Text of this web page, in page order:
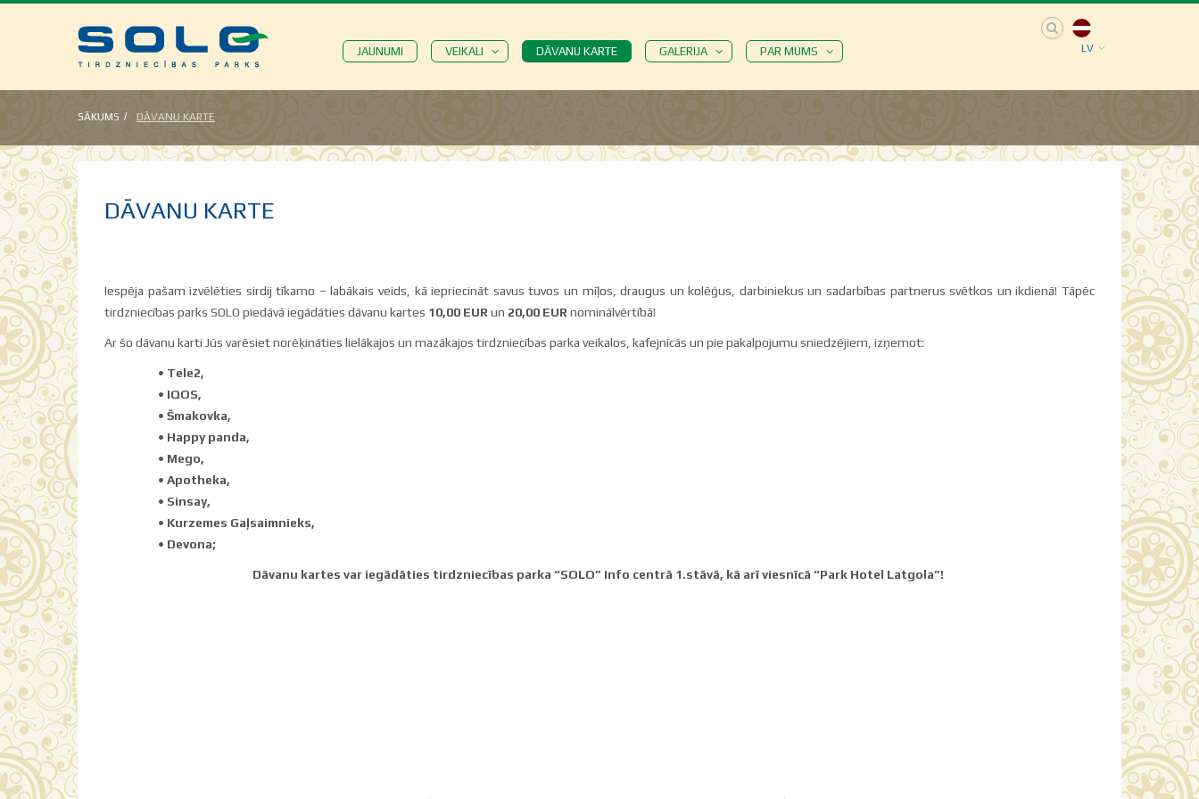
JAUNUMI VEIKALI DĀVANU KARTE GALERIJA PAR MUMS LV
SĀKUMS DĀVANU KARTE
DĀVANU KARTE
Iespēja pašam izvēlēties sirdij tīkamo – labākais veids, kā iepriecināt savus tuvos un mīļos, draugus un kolēģus, darbiniekus un sadarbības partnerus svētkos un ikdienā! Tāpēc
tirdzniecības parks SOLO piedāvā iegādāties dāvanu kartes 10,00 EUR un 20,00 EUR nominālvērtībā!
Ar šo dāvanu karti Jūs varēsiet norēķināties lielākajos un mazākajos tirdzniecības parka veikalos, kafejnīcās un pie pakalpojumu sniedzējiem, izņemot:
• Tele2,
• IQOS,
• Šmakovka,
• Happy panda,
• Mego,
• Apotheka,
• Sinsay,
• Kurzemes Gaļsaimnieks,
• Devona;
Dāvanu kartes var iegādāties tirdzniecības parka “SOLO” Info centrā 1.stāvā, kā arī viesnīcā “Park Hotel Latgola”!